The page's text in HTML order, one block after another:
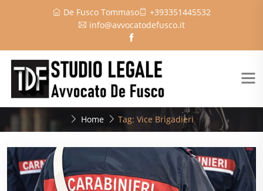
De Fusco Tommaso
+393351445532
info@avvocatodefusco.it
Home Tag: Vice Brigadieri